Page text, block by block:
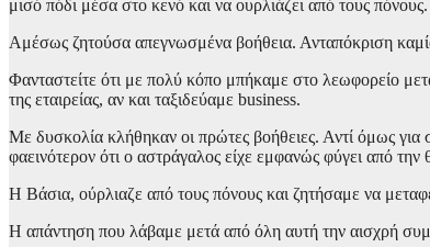
μισό πόδι μέσα στο κενό και να ουρλιάζει από τους πόνους.
Αμέσως ζητούσα απεγνωσμένα βοήθεια. Ανταπόκριση
Φανταστείτε ότι με πολύ κόπο μπήκαμε στο λεωφορείο
της εταιρείας, αν και ταξιδεύαμε business.
Με δυσκολία κλήθηκαν οι πρώτες βοήθειες. Αντί όμως για
φαεινότερον ότι ο αστράγαλος είχε εμφανώς φύγει από την
Η Βάσια, ούρλιαζε από τους πόνους και ζητήσαμε να
Η απάντηση που λάβαμε μετά από όλη αυτή την αισχρή